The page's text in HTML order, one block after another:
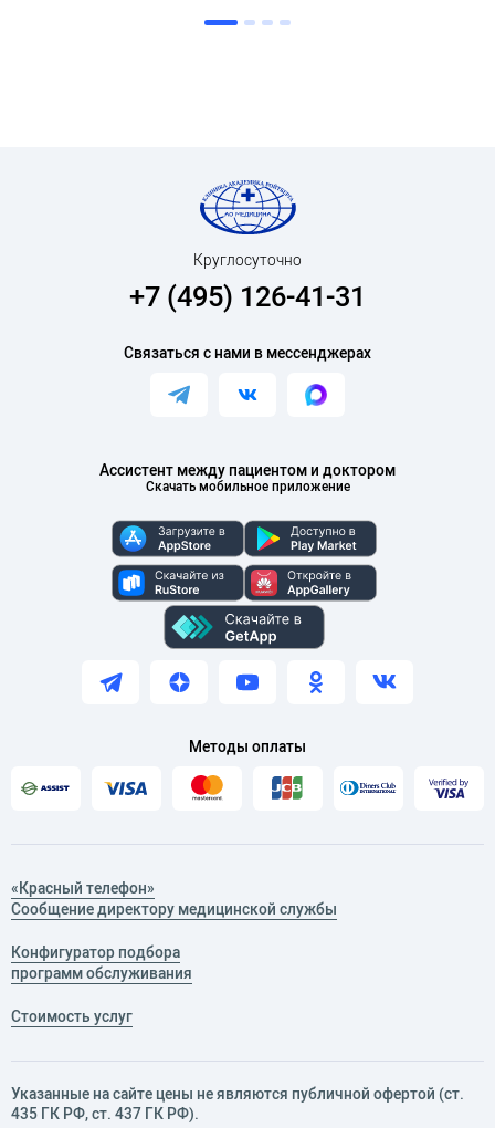
Ассистент между пациентом и доктором
Скачать мобильное приложение
Круглосуточно
+7 (495) 126-41-31
Связаться с нами в мессенджерах
Методы оплаты
«Красный телефон»
Сообщение директору медицинской службы
Конфигуратор подбора
программ обслуживания
Стоимость услуг
Указанные на сайте цены не являются публичной офертой (ст.
435 ГК РФ, cт. 437 ГК РФ).